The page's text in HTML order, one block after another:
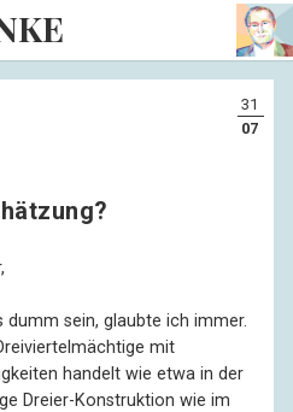
31
07
sein, glaubte ich immer.
mit
handelt wie etwa in der
Dreier-Konstruktion wie im